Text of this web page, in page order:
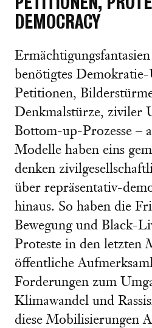
DEMOCRACY
benötigtes
Petitionen,
Denkmalstürze, ziviler
Bottom-up-Prozesse –
Modelle haben eins
denken
über repräsentativ-
hinaus. So haben die
Bewegung und Black-
Proteste in den letzten
öffentliche
Forderungen zum
Klimawandel und
diese Mobilisierungen